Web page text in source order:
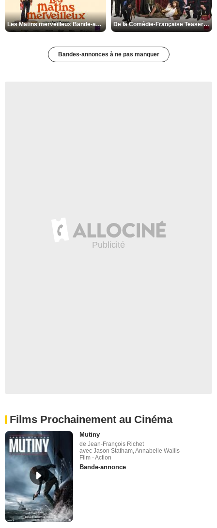
Les Matins merveilleux Bande-annonce VF De la Comédie-Française Teaser VF
Bandes-annonces à ne pas manquer
Films Prochainement au Cinéma
Mutiny
de Jean-François Richet
avec Jason Statham, Annabelle Wallis
Film - Action
Bande-annonce